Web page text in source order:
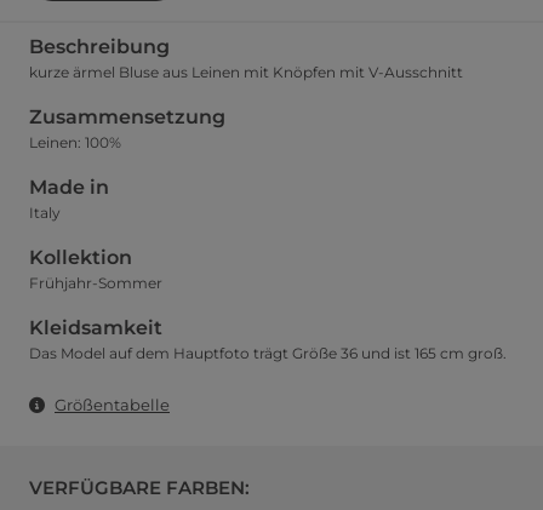
Beschreibung
kurze ärmel Bluse aus Leinen mit Knöpfen mit V-Ausschnitt
Zusammensetzung
Leinen: 100%
Made in
Italy
Kollektion
Frühjahr-Sommer
Kleidsamkeit
Das Model auf dem Hauptfoto trägt Größe 36 und ist 165 cm groß.
Größentabelle
VERFÜGBARE FARBEN: